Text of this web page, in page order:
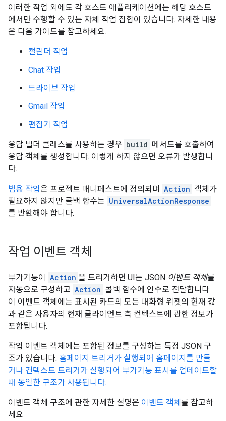
이러한 작업 외에도 각 호스트 애플리케이션에는 해당 호스트
에서만 수행할 수 있는 자체 작업 집합이 있습니다. 자세한 내용
은 다음 가이드를 참고하세요.
캘린더 작업
Chat 작업
드라이브 작업
Gmail 작업
편집기 작업
응답 빌더 클래스를 사용하는 경우 build 메서드를 호출하여
응답 객체를 생성합니다. 이렇게 하지 않으면 오류가 발생합니
다.
범용 작업은 프로젝트 매니페스트에 정의되며 Action 객체가
필요하지 않지만 콜백 함수는 UniversalActionResponse
를 반환해야 합니다.
작업 이벤트 객체
부가기능이 Action 을 트리거하면 UI는 JSON 이벤트 객체를
자동으로 구성하고 Action 콜백 함수에 인수로 전달합니다.
이 이벤트 객체에는 표시된 카드의 모든 대화형 위젯의 현재 값
과 같은 사용자의 현재 클라이언트 측 컨텍스트에 관한 정보가
포함됩니다.
작업 이벤트 객체에는 포함된 정보를 구성하는 특정 JSON 구
조가 있습니다. 홈페이지 트리거가 실행되어 홈페이지를 만들
거나 컨텍스트 트리거가 실행되어 부가기능 표시를 업데이트할
때 동일한 구조가 사용됩니다.
이벤트 객체 구조에 관한 자세한 설명은 이벤트 객체 를 참고하
세요.